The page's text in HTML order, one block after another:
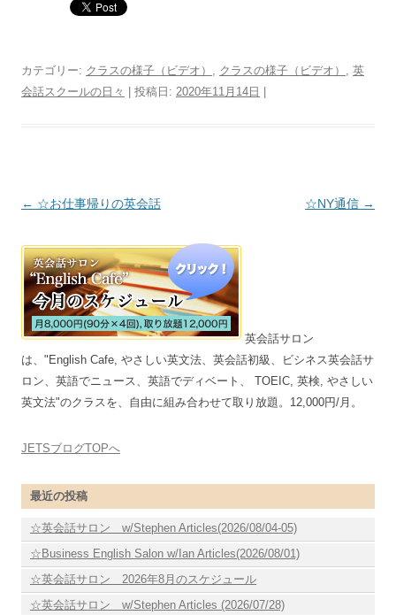
カテゴリー: クラスの様子（ビデオ） , クラスの様子（ビデオ） , 英
会話スクールの日々
| 投稿日: 2020年11月14日
投稿ナビゲーション
← ☆お仕事帰りの英会話 ☆NY通信 →
英会話サロン
は、"English Cafe, やさしい英文法、英会話初級、ビシネス英会話サ
ロン、英語でニュース、英語でディベート、 TOEIC, 英検, やさしい
英文法"のクラスを、自由に組み合わせて取り放題。12,000円/月。
JETSブログTOPへ
最近の投稿
☆英会話サロン w/Stephen Articles(2026/08/04-05)
☆Business English Salon w/Ian Articles(2026/08/01)
☆英会話サロン 2026年8月のスケジュール
☆英会話サロン w/Stephen Articles (2026/07/28)